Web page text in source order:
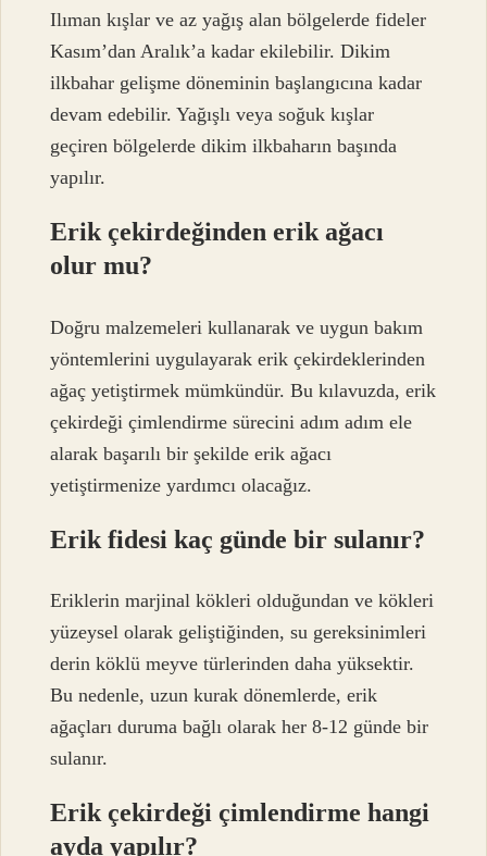
Ilıman kışlar ve az yağış alan bölgelerde fideler
Kasım’dan Aralık’a kadar ekilebilir. Dikim
ilkbahar gelişme döneminin başlangıcına kadar
devam edebilir. Yağışlı veya soğuk kışlar
geçiren bölgelerde dikim ilkbaharın başında
yapılır.
Erik çekirdeğinden erik ağacı
olur mu?
Doğru malzemeleri kullanarak ve uygun bakım
yöntemlerini uygulayarak erik çekirdeklerinden
ağaç yetiştirmek mümkündür. Bu kılavuzda, erik
çekirdeği çimlendirme sürecini adım adım ele
alarak başarılı bir şekilde erik ağacı
yetiştirmenize yardımcı olacağız.
Erik fidesi kaç günde bir sulanır?
Eriklerin marjinal kökleri olduğundan ve kökleri
yüzeysel olarak geliştiğinden, su gereksinimleri
derin köklü meyve türlerinden daha yüksektir.
Bu nedenle, uzun kurak dönemlerde, erik
ağaçları duruma bağlı olarak her 8-12 günde bir
sulanır.
Erik çekirdeği çimlendirme hangi
ayda yapılır?